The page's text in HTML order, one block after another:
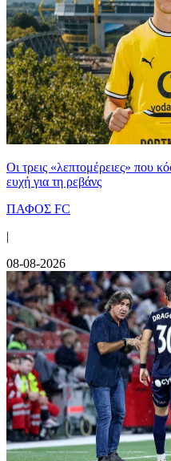
Οι τρεις «λεπτομέρειες» που
ευχή για τη ρεβάνς
ΠΑΦΟΣ FC
|
08-08-2026